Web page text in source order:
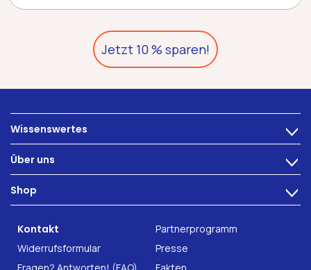
Jetzt 10 % sparen!
Wissenswertes >
Ernährung
Darmgesundheit
Über uns >
Technologie
Karriere
Forschung
Shop >
INTEST.pro
Nahrungsergänzung
Kontakt
Partnerprogramm
Widerrufsformular
Presse